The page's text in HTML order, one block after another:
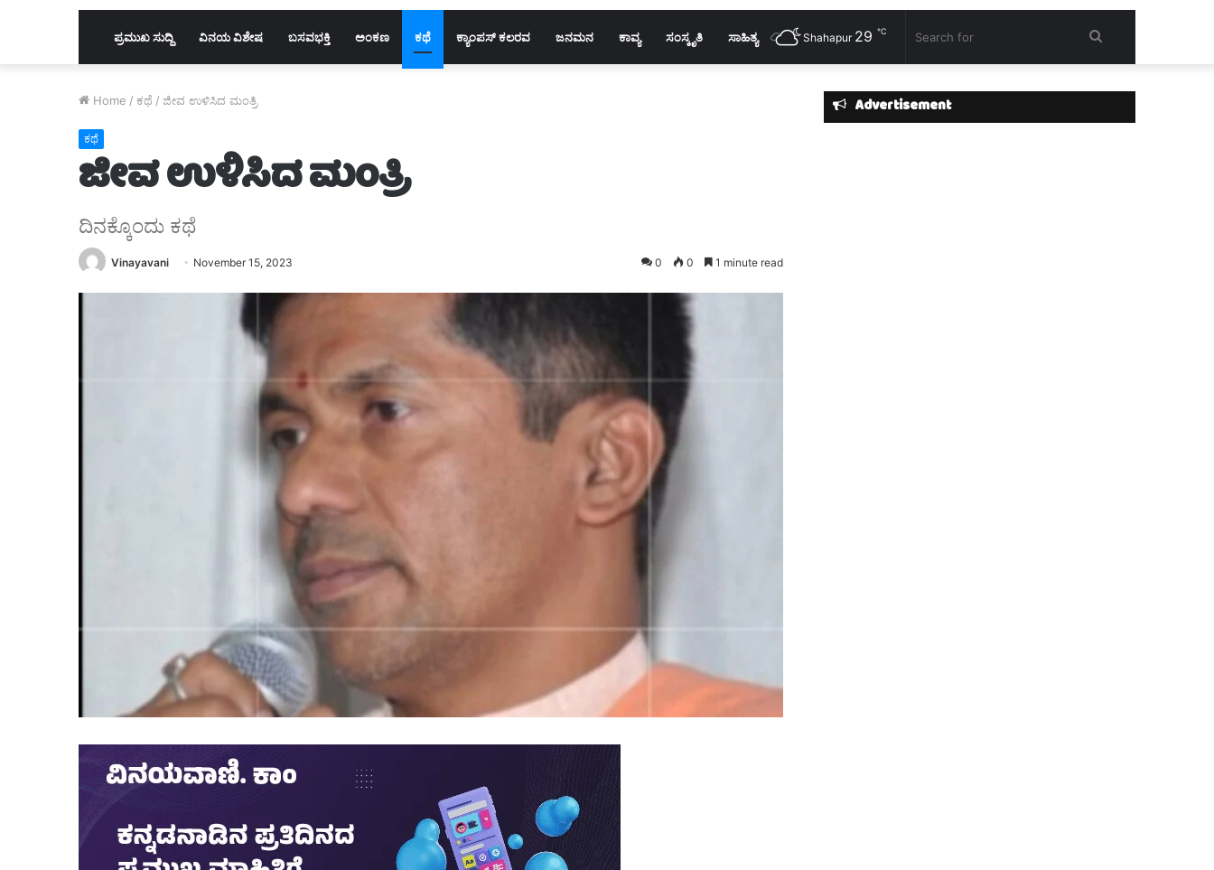
ಪ್ರಮುಖ ಸುದ್ದಿ ವಿನಯ ವಿಶೇಷ ಬಸವಭಕ್ತಿ ಅಂಕಣ ಕಥೆ ಕ್ಯಾಂಪಸ್ ಕಲರವ ಜನಮನ ಕಾವ್ಯ ಸಂಸ್ಕೃತಿ ಸಾಹಿತ್ಯ Search
for
Shahapur 29 ℃
Home / ಕಥೆ / ಜೀವ ಉಳಿಸಿದ ಮಂತ್ರಿ
ಕಥೆ
ಜೀವ ಉಳಿಸಿದ ಮಂತ್ರಿ
ದಿನಕ್ಕೊಂದು ಕಥೆ
Vinayavani November 15, 2023 0 0 1 minute read
Advertisement